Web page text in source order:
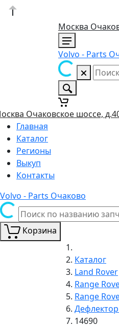
Москва
Volvo - Parts
Очаковское шоссе,
Главная
Каталог
Регионы
Выкуп
Контакты
Volvo - Parts Очаково
Корзина
Каталог
Land Rover
Range
Range
14690